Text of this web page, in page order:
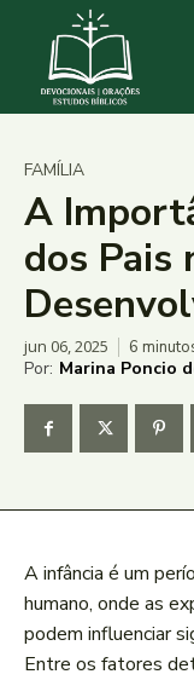
FAMÍLIA
A
dos Pais
jun 06, 2025 6
Por: Marina Poncio
A infância ‍é um
humano, onde⁢ as
⁣podem influenciar
Entre os fatores